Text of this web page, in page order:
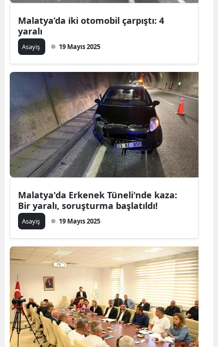
Malatya’da i̇ki otomobil çarpıştı: 4
yaralı
Asayiş 19 Mayıs 2025
Malatya'da Erkenek Tüneli'nde kaza:
Bir yaralı, soruşturma başlatıldı!
Asayiş 19 Mayıs 2025